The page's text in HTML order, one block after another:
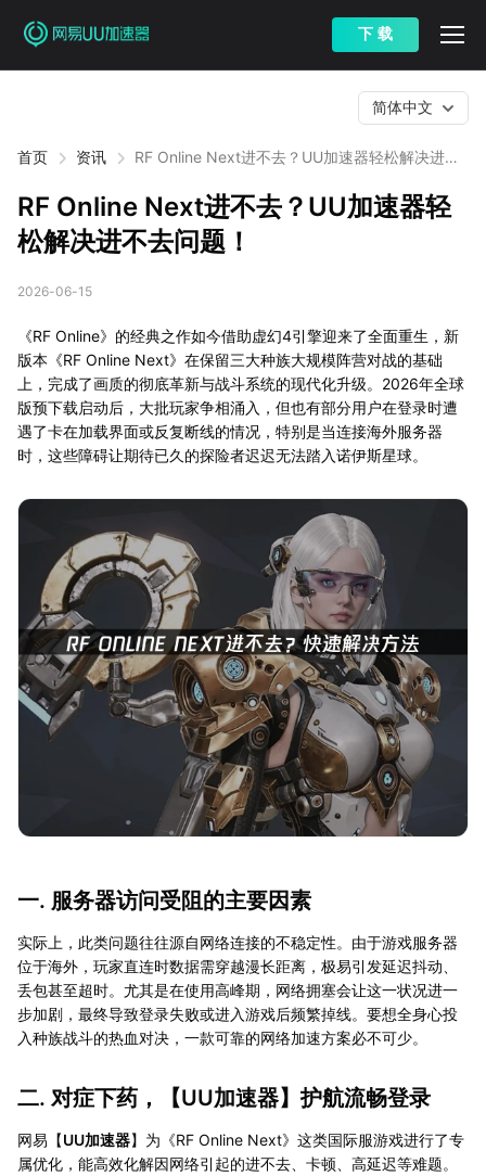
下 载
首页 资讯
RF Online Next进不去？UU加速器轻松解决进不
简体中文
RF Online Next进不去？UU加速器轻
松解决进不去问题！
2026-06-15
《RF Online》的经典之作如今借助虚幻4引擎迎来了全面重生，新
版本《RF Online Next》在保留三大种族大规模阵营对战的基础
上，完成了画质的彻底革新与战斗系统的现代化升级。2026年全球
版预下载启动后，大批玩家争相涌入，但也有部分用户在登录时遭
遇了卡在加载界面或反复断线的情况，特别是当连接海外服务器
时，这些障碍让期待已久的探险者迟迟无法踏入诺伊斯星球。
一. 服务器访问受阻的主要因素
实际上，此类问题往往源自网络连接的不稳定性。由于游戏服务器
位于海外，玩家直连时数据需穿越漫长距离，极易引发延迟抖动、
丢包甚至超时。尤其是在使用高峰期，网络拥塞会让这一状况进一
步加剧，最终导致登录失败或进入游戏后频繁掉线。要想全身心投
入种族战斗的热血对决，一款可靠的网络加速方案必不可少。
二. 对症下药，【UU加速器】护航流畅登录
网易【UU加速器】为《RF Online Next》这类国际服游戏进行了专
属优化，能高效化解因网络引起的进不去、卡顿、高延迟等难题。